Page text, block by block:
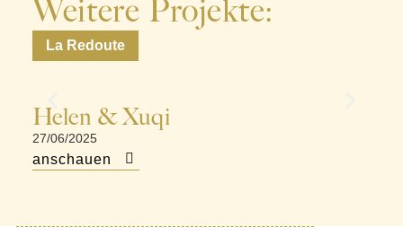
Weitere Projekte:
La Redoute
Helen & Xuqi
27/06/2025
anschauen